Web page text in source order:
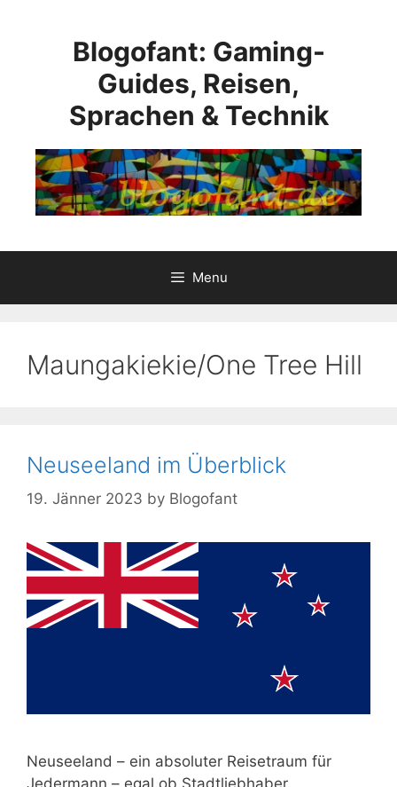
Blogofant: Gaming-
Guides, Reisen,
Sprachen & Technik
Menu
Maungakiekie/One Tree Hill
Neuseeland im Überblick
19. Jänner 2023 by Blogofant
Neuseeland – ein absoluter Reisetraum für